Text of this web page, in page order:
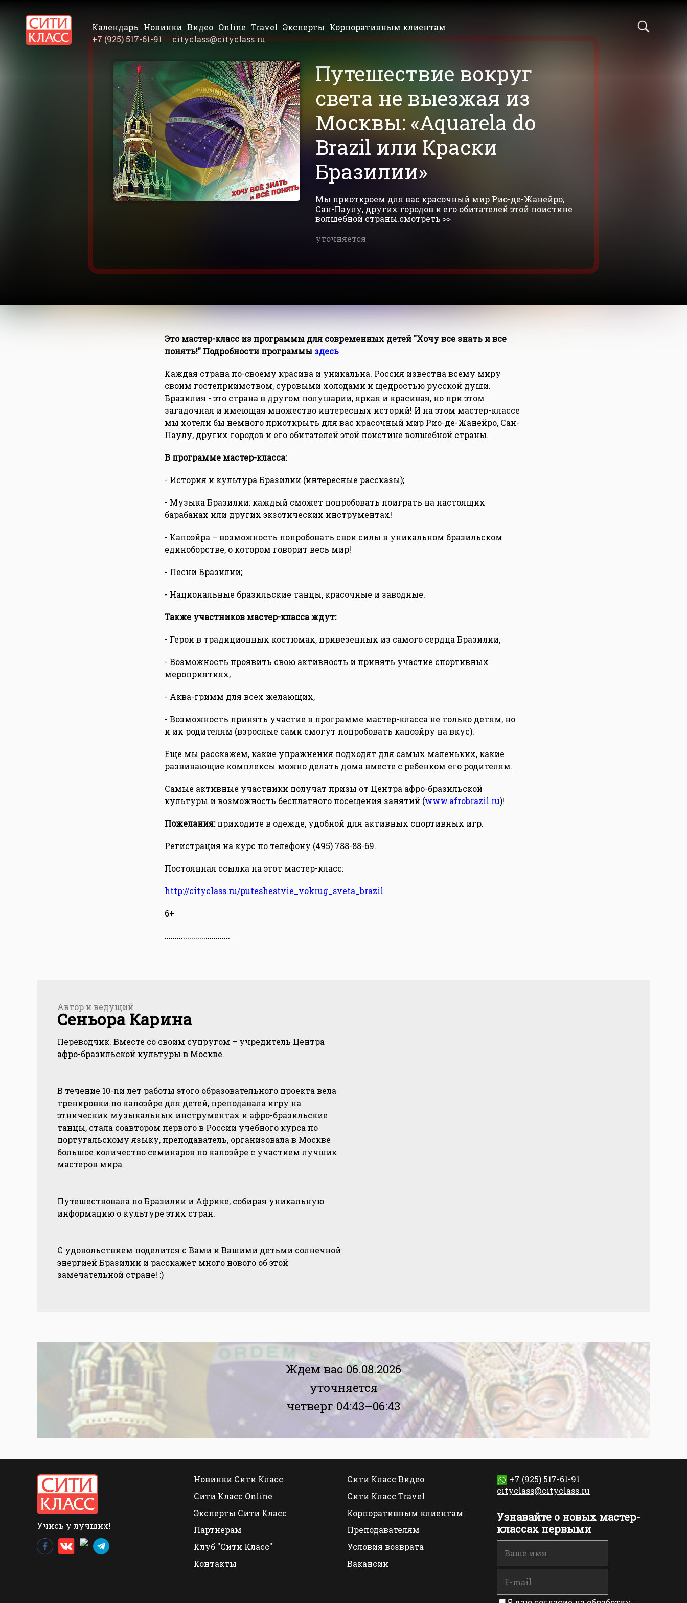
Календарь Новинки Видео Online Travel Эксперты Корпоративным клиентам
+7 (925) 517-61-91
cityclass@cityclass.ru
Путешествие вокруг
света не выезжая из
Москвы: «Aquarela do
Brazil или Краски
Бразилии»
Мы приоткроем для вас красочный мир Рио-де-Жанейро,
Сан-Паулу, других городов и его обитателей этой поистине
волшебной страны.смотреть >>
уточняется
Это мастер-класс из программы для современных детей "Хочу все знать и все
понять!" Подробности программы здесь
Каждая страна по-своему красива и уникальна. Россия известна всему миру
своим гостеприимством, суровыми холодами и щедростью русской души.
Бразилия - это страна в другом полушарии, яркая и красивая, но при этом
загадочная и имеющая множество интересных историй! И на этом мастер-классе
мы хотели бы немного приоткрыть для вас красочный мир Рио-де-Жанейро, Сан-
Паулу, других городов и его обитателей этой поистине волшебной страны.
В программе мастер-класса:
- История и культура Бразилии (интересные рассказы);
- Музыка Бразилии: каждый сможет попробовать поиграть на настоящих
барабанах или других экзотических инструментах!
- Капоэйра – возможность попробовать свои силы в уникальном бразильском
единоборстве, о котором говорит весь мир!
- Песни Бразилии;
- Национальные бразильские танцы, красочные и заводные.
Также участников мастер-класса ждут:
- Герои в традиционных костюмах, привезенных из самого сердца Бразилии,
- Возможность проявить свою активность и принять участие спортивных
мероприятиях,
- Аква-гримм для всех желающих,
- Возможность принять участие в программе мастер-класса не только детям, но
и их родителям (взрослые сами смогут попробовать капоэйру на вкус).
Еще мы расскажем, какие упражнения подходят для самых маленьких, какие
развивающие комплексы можно делать дома вместе с ребенком его родителям.
Самые активные участники получат призы от Центра афро-бразильской
культуры и возможность бесплатного посещения занятий (www.afrobrazil.ru)!
Пожелания:приходите в одежде, удобной для активных спортивных игр.
Регистрация на курс по телефону (495) 788-88-69.
Постоянная ссылка на этот мастер-класс:
http://cityclass.ru/puteshestvie_vokrug_sveta_brazil
6+
................................
Автор и ведущий
Сеньора Карина
Переводчик. Вместе со своим супругом – учредитель Центра
афро-бразильской культуры в Москве.
В течение 10-nи лет работы этого образовательного проекта вела
тренировки по капоэйре для детей, преподавала игру на
этнических музыкальных инструментах и афро-бразильские
танцы, стала соавтором первого в России учебного курса по
португальскому языку, преподаватель, организовала в Москве
большое количество семинаров по капоэйре с участием лучших
мастеров мира.
Путешествовала по Бразилии и Африке, собирая уникальную
информацию о культуре этих стран.
С удовольствием поделится с Вами и Вашими детьми солнечной
энергией Бразилии и расскажет много нового об этой
замечательной стране! :)
Ждем вас 06.08.2026
уточняется
четверг 04:43–06:43
Учись у лучших!
Новинки Сити Класс
Сити Класс Видео
Сити Класс Online
Сити Класс Travel
Эксперты Сити Класс
Корпоративным клиентам
Партнерам
Преподавателям
Клуб "Сити Класс"
Условия возврата
Контакты
Вакансии
+7 (925) 517-61-91
cityclass@cityclass.ru
Узнавайте о новых мастер-
классах первыми